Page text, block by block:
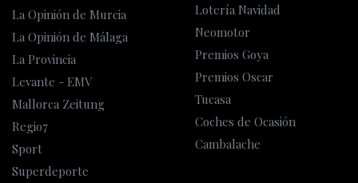
La Opinión de Murcia
La Opinión de Málaga
La Provincia
Levante - EMV
Mallorca Zeitung
Regio7
Sport
Superdeporte
Lotería Navidad
Neomotor
Premios Goya
Premios Oscar
Tucasa
Coches de Ocasión
Cambalache